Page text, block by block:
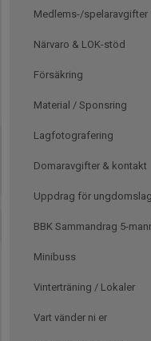
Medlems-/spelaravgifter
Närvaro & LOK-stöd
Försäkring
Material / Sponsring
Lagfotografering
Domaravgifter & kontakt
Uppdrag för ungdomslag
BBK Sammandrag 5-
Minibuss
Vinterträning / Lokaler
Vart vänder ni er